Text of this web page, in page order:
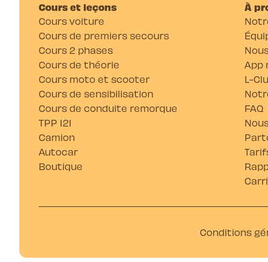
Cours et leçons
Cours voiture
Cours de premiers secours
Cours 2 phases
Cours de théorie
Cours moto et scooter
Cours de sensibilisation
Cours de conduite remorque
TPP 121
Camion
Autocar
Boutique
À
App
L-
FAQ
Conditions